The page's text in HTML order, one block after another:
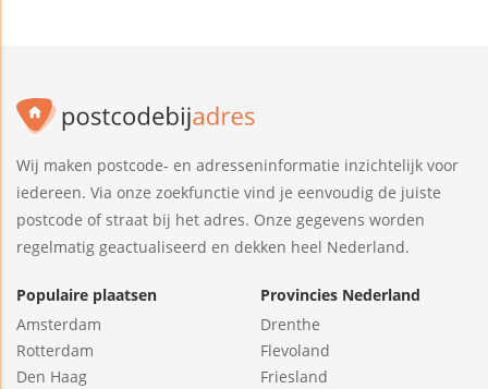
Wij maken postcode- en adresseninformatie inzichtelijk voor
iedereen. Via onze zoekfunctie vind je eenvoudig de juiste
postcode of straat bij het adres. Onze gegevens worden
regelmatig geactualiseerd en dekken heel Nederland.
Populaire plaatsen
Amsterdam
Rotterdam
Den Haag
Provincies Nederland
Drenthe
Flevoland
Friesland